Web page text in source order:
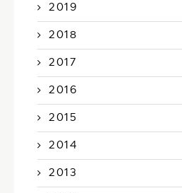
2019
2018
2017
2016
2015
2014
2013